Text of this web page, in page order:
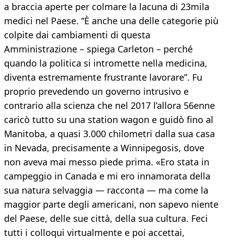
a braccia aperte per colmare la lacuna di 23mila
medici nel Paese. “È anche una delle categorie più
colpite dai cambiamenti di questa
Amministrazione – spiega Carleton – perché
quando la politica si intromette nella medicina,
diventa estremamente frustrante lavorare”. Fu
proprio prevedendo un governo intrusivo e
contrario alla scienza che nel 2017 l’allora 56enne
caricò tutto su una station wagon e guidò fino al
Manitoba, a quasi 3.000 chilometri dalla sua casa
in Nevada, precisamente a Winnipegosis, dove
non aveva mai messo piede prima. «Ero stata in
campeggio in Canada e mi ero innamorata della
sua natura selvaggia — racconta — ma come la
maggior parte degli americani, non sapevo niente
del Paese, delle sue città, della sua cultura. Feci
tutti i colloqui virtualmente e poi accettai,